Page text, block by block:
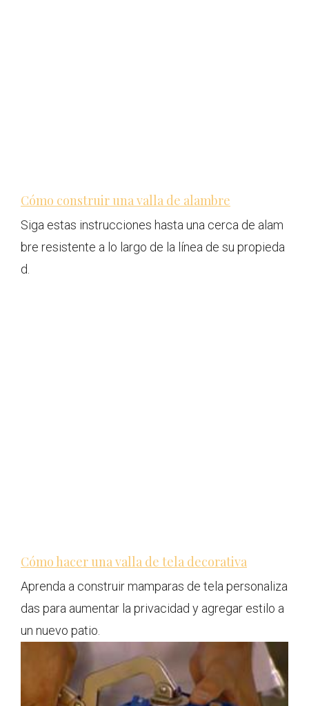
Cómo construir una valla de alambre
Siga estas instrucciones hasta una cerca de alam
bre resistente a lo largo de la línea de su propieda
d.
Cómo hacer una valla de tela decorativa
Aprenda a construir mamparas de tela personaliza
das para aumentar la privacidad y agregar estilo a
un nuevo patio.